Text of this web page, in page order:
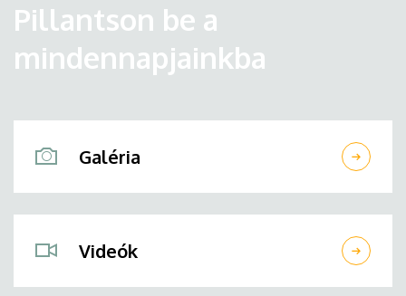
Pillantson be a
mindennapjainkba
Galéria
Videók